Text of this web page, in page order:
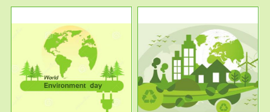
服务范围
VOCs在线监测
根据《重点区域大气污染防